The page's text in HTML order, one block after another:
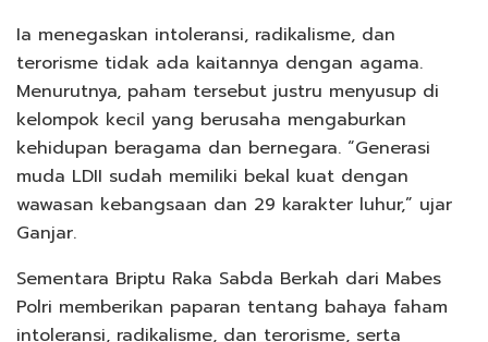
Ia menegaskan intoleransi, radikalisme, dan
terorisme tidak ada kaitannya dengan agama.
Menurutnya, paham tersebut justru menyusup di
kelompok kecil yang berusaha mengaburkan
kehidupan beragama dan bernegara. “Generasi
muda LDII sudah memiliki bekal kuat dengan
wawasan kebangsaan dan 29 karakter luhur,” ujar
Ganjar.
Sementara Briptu Raka Sabda Berkah dari Mabes
Polri memberikan paparan tentang bahaya faham
intoleransi, radikalisme, dan terorisme, serta